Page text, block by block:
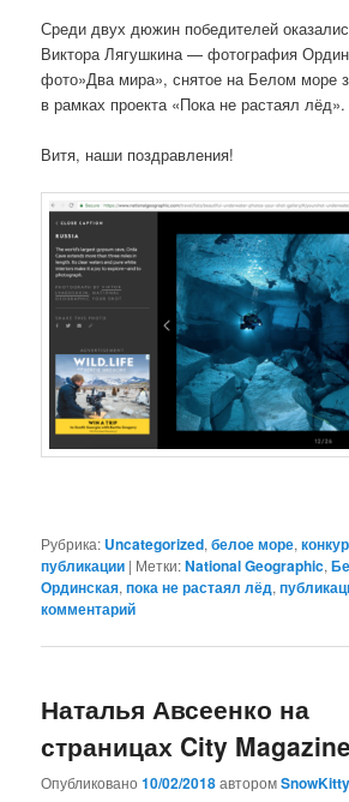
Среди двух дюжин победителей
Виктора Лягушкина — фотография
фото»Два мира», снятое на Белом море
в рамках проекта «Пока не растаял лёд».
Витя, наши поздравления!
Рубрика: Uncategorized,белое море,
публикации | Метки:National Geographic,
Ординская,пока не растаял лёд,
комментарий
Наталья Авсеенко на
страницах City Magazine
Опубликовано10/02/2018авторомSnowKitty